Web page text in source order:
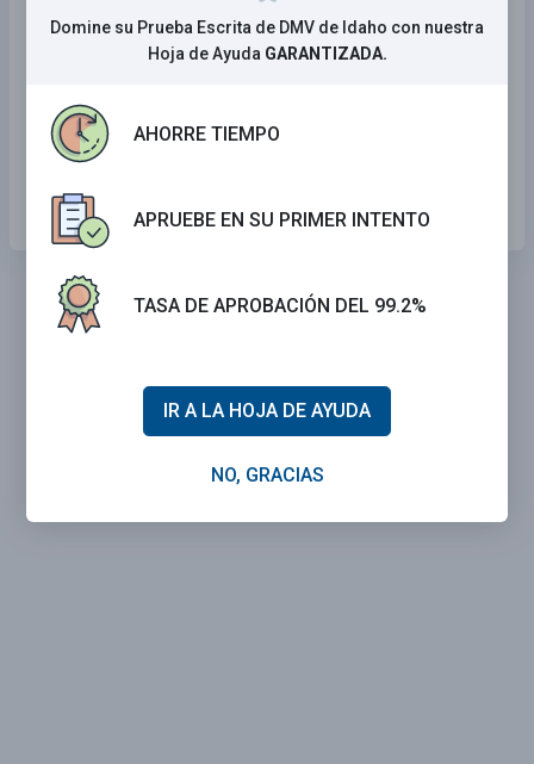
de paso.
sin detenerse.
Un conductor debe accionar su bocina para
Domine su Prueba Escrita de DMV de Idaho con nuestra
Hoja de Ayuda GARANTIZADA.
AHORRE TIEMPO
APRUEBE EN SU PRIMER INTENTO
TASA DE APROBACIÓN DEL 99.2%
IR A LA HOJA DE AYUDA
NO, GRACIAS